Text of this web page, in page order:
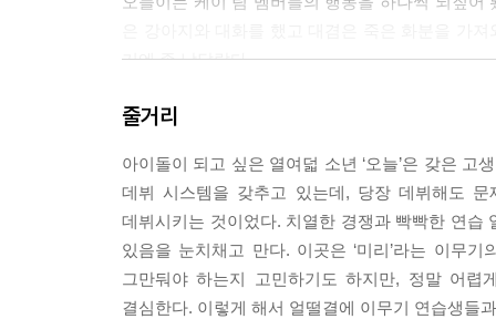
기엔 좀 남달랐다.
“맞아. 그거.”
전설 속 용이 되지 못한 이무기들이 있다. 영노, 바
인간이 되길 선택한 이무기들이다. 인간 세상에
수백 년간 시간이 흘러 미리 피를 가진 인간들이
--- p.56
줄거리
아이돌이 되고 싶은 열여덟 소년 ‘오늘’은 갖은 고
데뷔 시스템을 갖추고 있는데, 당장 데뷔해도
데뷔시키는 것이었다. 치열한 경쟁과 빡빡한 연습
있음을 눈치채고 만다. 이곳은 ‘미리’라는 이무
그만둬야 하는지 고민하기도 하지만, 정말 어
결심한다. 이렇게 해서 얼떨결에 이무기 연습생들